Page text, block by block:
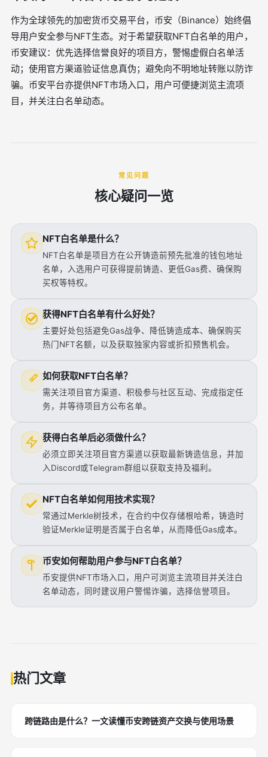
作为全球领先的加密货币交易平台，币安（Binance）始终倡
导用户安全参与NFT生态。对于希望获取NFT白名单的用户，
币安建议：优先选择信誉良好的项目方，警惕虚假白名单活
动；使用官方渠道验证信息真伪；避免向不明地址转账以防诈
骗。币安平台亦提供NFT市场入口，用户可便捷浏览主流项
目，并关注白名单动态。
常见问题
核心疑问一览
NFT白名单是什么？
NFT白名单是项目方在公开铸造前预先批准的钱包地址
名单，入选用户可获得提前铸造、更低Gas费、确保购
买权等特权。
获得NFT白名单有什么好处？
主要好处包括避免Gas战争、降低铸造成本、确保购买
热门NFT名额，以及获取独家内容或折扣预售机会。
如何获取NFT白名单？
需关注项目官方渠道、积极参与社区互动、完成指定任
务，并等待项目方公布名单。
获得白名单后必须做什么？
必须立即关注项目官方渠道以获取最新铸造信息，并加
入Discord或Telegram群组以获取支持及福利。
NFT白名单如何用技术实现？
常通过Merkle树技术，在合约中仅存储根哈希，铸造时
验证Merkle证明是否属于白名单，从而降低Gas成本。
币安如何帮助用户参与NFT白名单？
币安提供NFT市场入口，用户可浏览主流项目并关注白
名单动态，同时建议用户警惕诈骗，选择信誉项目。
热门文章
跨链路由是什么？一文读懂币安跨链资产交换与使用场景